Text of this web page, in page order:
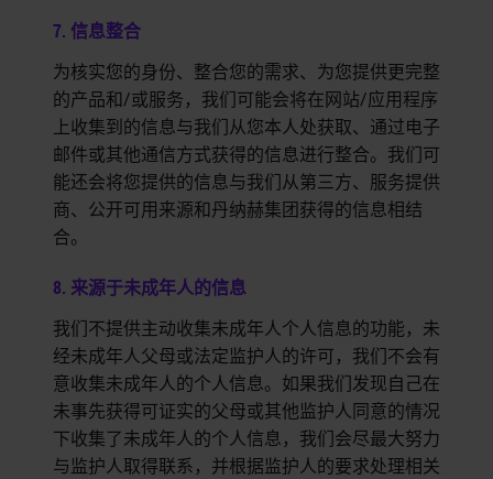
7. 信息整合
为核实您的身份、整合您的需求、为您提供更完整
的产品和/或服务，我们可能会将在网站/应用程序
上收集到的信息与我们从您本人处获取、通过电子
邮件或其他通信方式获得的信息进行整合。我们可
能还会将您提供的信息与我们从第三方、服务提供
商、公开可用来源和丹纳赫集团获得的信息相结
合。
8. 来源于未成年人的信息
我们不提供主动收集未成年人个人信息的功能，未
经未成年人父母或法定监护人的许可，我们不会有
意收集未成年人的个人信息。如果我们发现自己在
未事先获得可证实的父母或其他监护人同意的情况
下收集了未成年人的个人信息，我们会尽最大努力
与监护人取得联系，并根据监护人的要求处理相关